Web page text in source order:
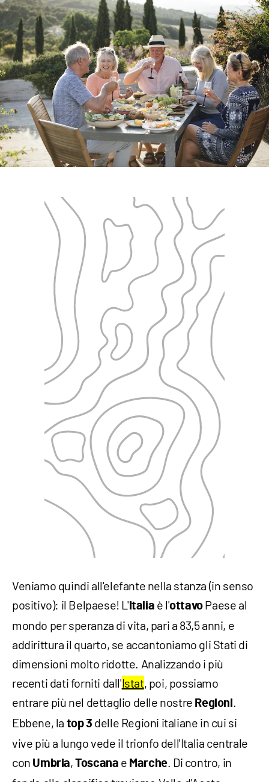
Veniamo quindi all'elefante nella stanza (in senso
positivo): il Belpaese! L' Italia è l'ottavoPaese al
mondo per speranza di vita, pari a 83,5 anni, e
addirittura il quarto, se accantoniamo gli Stati di
dimensioni molto ridotte. Analizzando i più
recenti dati forniti dall'Istat, poi, possiamo
entrare più nel dettaglio delle nostre Regioni
Ebbene, la top 3 delle Regioni italiane in cui si
vive più a lungo vede il trionfo dell'Italia centrale
con Umbria,Toscana e Marche. Di contro, in